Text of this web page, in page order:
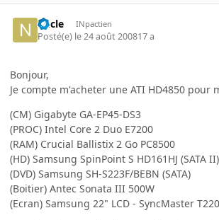
nucle INpactien
Posté(e) le 24 août 200817 a
Bonjour,
Je compte m'acheter une ATI HD4850 pour
(CM) Gigabyte GA-EP45-DS3
(PROC) Intel Core 2 Duo E7200
(RAM) Crucial Ballistix 2 Go PC8500
(HD) Samsung SpinPoint S HD161HJ (SATA II)
(DVD) Samsung SH-S223F/BEBN (SATA)
(Boitier) Antec Sonata III 500W
(Ecran) Samsung 22" LCD - SyncMaster T220